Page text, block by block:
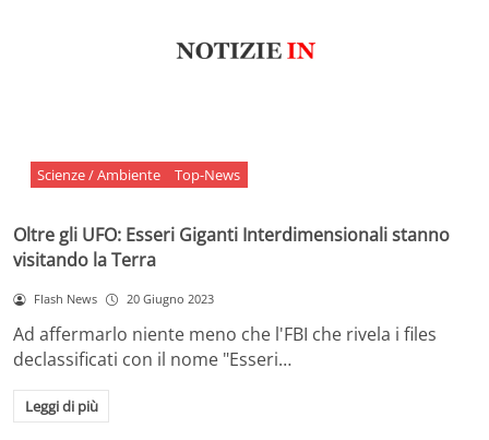
Scienze / Ambiente Top-News
Oltre gli UFO: Esseri Giganti Interdimensionali stanno
visitando la Terra
Flash News 20 Giugno 2023
Ad affermarlo niente meno che l'FBI che rivela i files
declassificati con il nome "Esseri…
Leggi di più